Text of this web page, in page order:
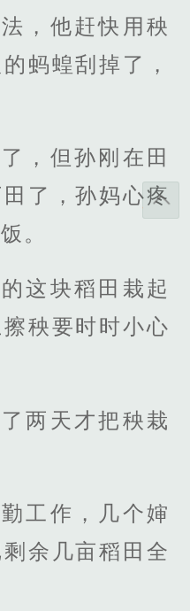
，他赶快用秧
蚂蝗刮掉了，
，但孙刚在田
了，孙妈心疼
。
这块稻田栽起
秧要时时小心
两天才把秧栽
工作，几个婶
余几亩稻田全